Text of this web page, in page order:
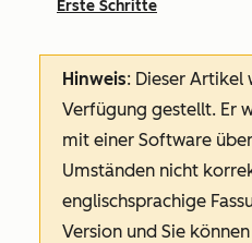
Erste Schritte
Hinweis: Dieser Artikel
Verfügung gestellt. Er
mit einer Software
Umständen nicht
englischsprachige
Version und Sie